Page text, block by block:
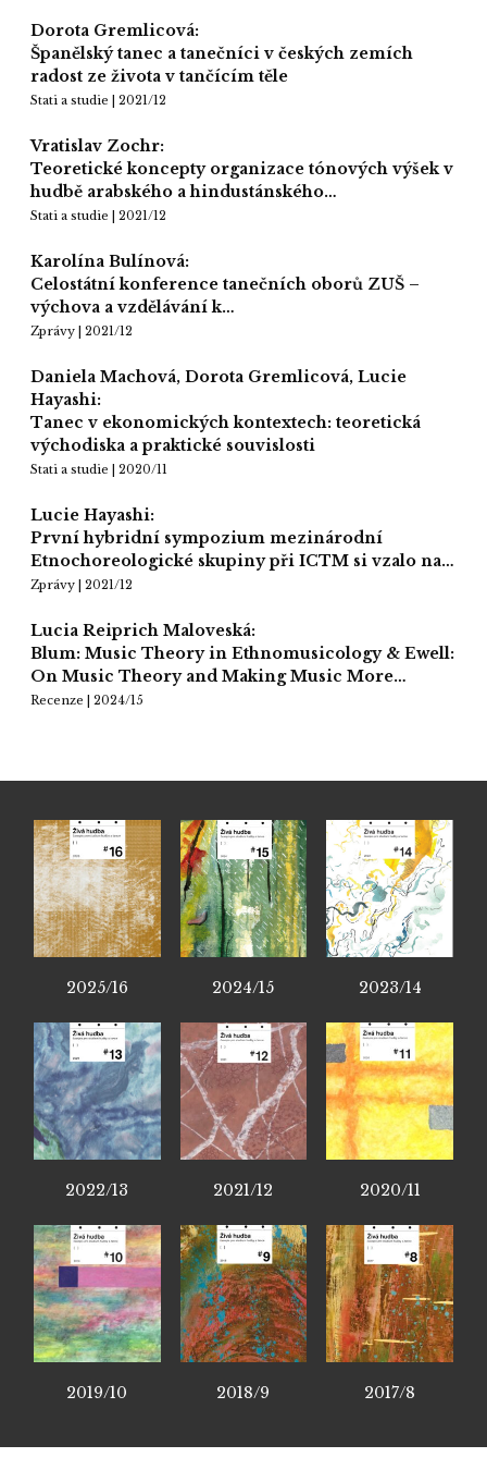
Dorota Gremlicová:
Španělský tanec a tanečníci v českých zemích
radost ze života v tančícím těle
Stati a studie | 2021/12
Vratislav Zochr:
Teoretické koncepty organizace tónových výšek v
hudbě arabského a hindustánského…
Stati a studie | 2021/12
Karolína Bulínová:
Celostátní konference tanečních oborů ZUŠ –
výchova a vzdělávání k…
Zprávy | 2021/12
Daniela Machová, Dorota Gremlicová, Lucie
Hayashi:
Tanec v ekonomických kontextech: teoretická
východiska a praktické souvislosti
Stati a studie | 2020/11
Lucie Hayashi:
První hybridní sympozium mezinárodní
Etnochoreologické skupiny při ICTM si vzalo na…
Zprávy | 2021/12
Lucia Reiprich Maloveská:
Blum: Music Theory in Ethnomusicology & Ewell:
On Music Theory and Making Music More…
Recenze | 2024/15
2025/16 2024/15 2023/14
2022/13 2021/12 2020/11
2019/10 2018/9 2017/8